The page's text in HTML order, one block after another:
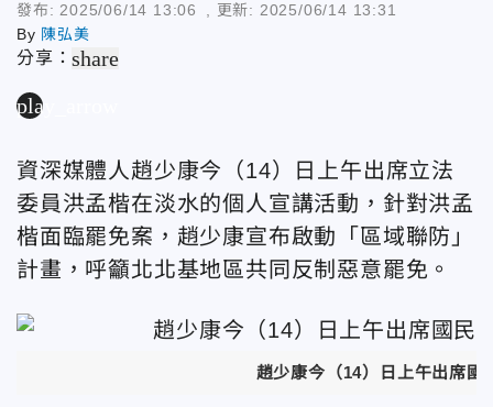
發布: 2025/06/14 13:06 , 更新: 2025/06/14 13:31
By 陳弘美
分享：share
play_arrow
資深媒體人趙少康今（14）日上午出席立法
委員洪孟楷在淡水的個人宣講活動，針對洪孟
楷面臨罷免案，趙少康宣布啟動「區域聯防」
計畫，呼籲北北基地區共同反制惡意罷免。
趙少康今（14）日上午出席國